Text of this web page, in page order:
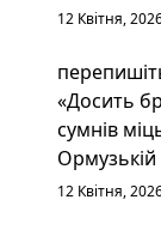
12 Квітня,
«Досить
сумнів
Ормузькій
12 Квітня,